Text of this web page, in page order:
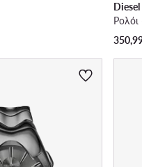
Diesel
Ρολόι